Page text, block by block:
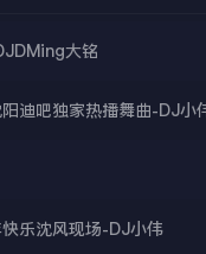
大铭
阳迪吧独家热播舞曲-DJ小
快乐沈风现场-DJ小伟